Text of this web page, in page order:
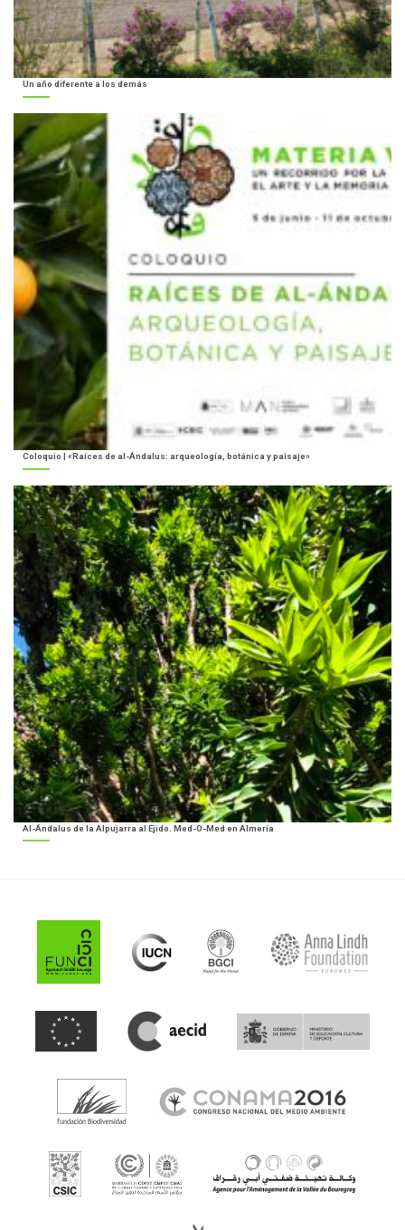
Un año diferente a los demás
Coloquio | «Raíces de al-Ándalus: arqueología, botánica y paisaje»
Al-Ándalus de la Alpujarra al Ejido. Med-O-Med en Almería